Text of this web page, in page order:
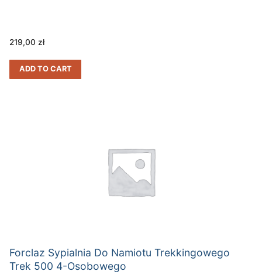
219,00 zł
ADD TO CART
Forclaz Sypialnia Do Namiotu Trekkingowego
Trek 500 4-Osobowego